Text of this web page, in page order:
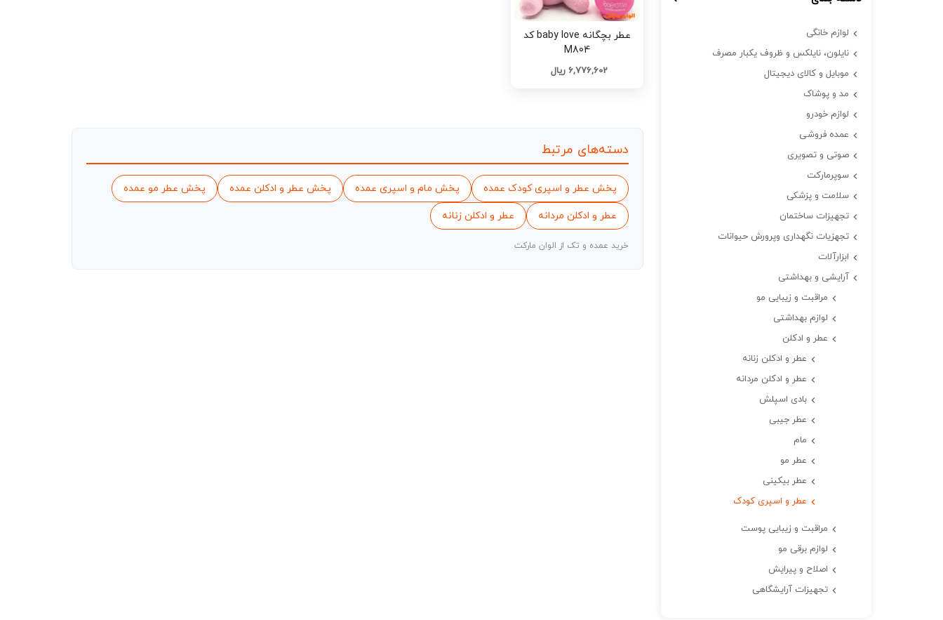
لوازم خانگی
نایلون، نایلکس و ظروف یکبار مصرف
موبایل و کالای دیجیتال
مد و پوشاک
لوازم خودرو
عمده فروشی
صوتی و تصویری
سوپرمارکت
سلامت و پزشکی
تجهیزات ساختمان
تجهزیات نگهداری وپرورش حیوانات
ابزارآلات
آرایشی و بهداشتی
مراقبت و زیبایی مو
لوازم بهداشتی
عطر و ادکلن
عطر و ادکلن زنانه
عطر و ادکلن مردانه
بادی اسپلش
عطر جیبی
مام
عطر مو
عطر بیکینی
عطر و اسپری کودک
مراقبت و زیبایی پوست
لوازم برقی مو
اصلاح و پیرایش
تجهیزات آرایشگاهی
عطر بچگانه baby love کد
M804
6,776,602 ریال
دسته‌های مرتبط
پخش عطر و اسپری کودک عمده پخش مام و اسپری عمده پخش عطر و ادکلن عمده پخش عطر مو عمده
عطر و ادکلن مردانه عطر و ادکلن زنانه
خرید عمده و تک از الوان مارکت